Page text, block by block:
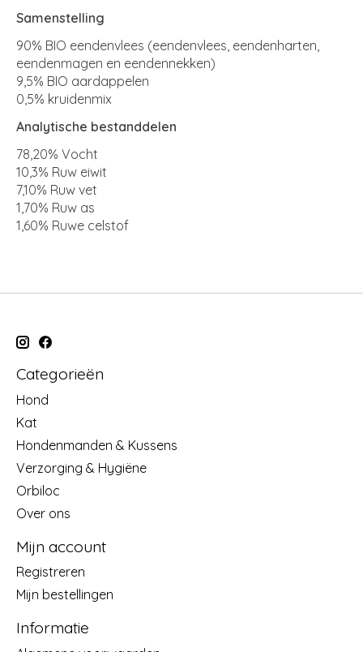
Samenstelling
90% BIO eendenvlees (eendenvlees, eendenharten,
eendenmagen en eendennekken)
9,5% BIO aardappelen
0,5% kruidenmix
Analytische bestanddelen
78,20% Vocht
10,3% Ruw eiwit
7,10% Ruw vet
1,70% Ruw as
1,60% Ruwe celstof
Categorieën
Hond
Kat
Hondenmanden & Kussens
Verzorging & Hygiëne
Orbiloc
Over ons
Mijn account
Registreren
Mijn bestellingen
Informatie